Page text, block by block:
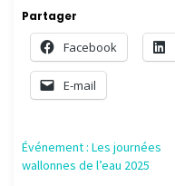
Partager
Facebook
E-mail
Événement : Les journées
wallonnes de l’eau 2025